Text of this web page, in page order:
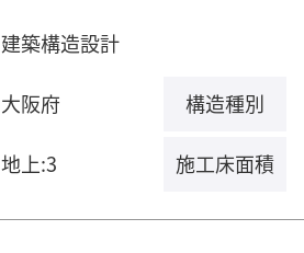
建築構造設計
大阪府 構造種別
地上:3 施工床面積